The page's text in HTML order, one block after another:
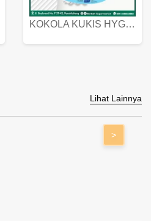
KOKOLA KUKIS HYGIENIC MILK VANILLA PACK 320 GR
Lihat Lainnya
>